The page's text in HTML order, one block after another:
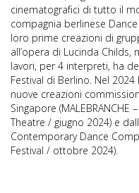
cinematografici di tutto il
compagnia berlinese
loro prime creazioni di
all’opera di Lucinda Childs,
lavori, per 4 interpreti, ha
Festival di Berlino. Nel
nuove creazioni
Singapore
Theatre / giugno 2024) e
Contemporary Dance
Festival / ottobre 2024).